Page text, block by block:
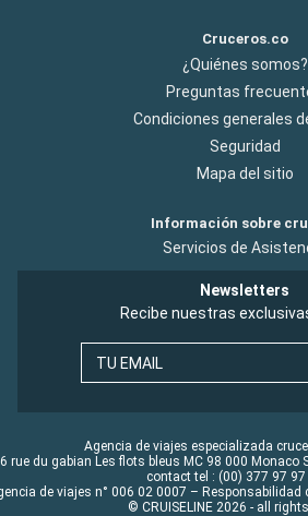
Cruceros.co
¿Quiénes somos?
Preguntas
Condiciones generales
Seguridad
Mapa del sitio
Información sobre
Servicios de
Newsletters
Recibe nuestras
TU EMAIL
Agencia de viajes especializada
rue du gabian Les flots bleus MC 98 000 Monaco
contact tel : (00) 377 97 97
de viajes n° 006 02 0007 – Responsabilidad
© CRUISELINE 2026 - all